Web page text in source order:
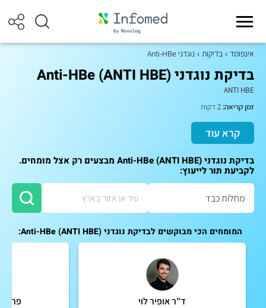
אינפומד בדיקות נוגדני Anti-HBe
בדיקת נוגדני Anti-HBe (ANTI HBE)
ANTI HBE
זמן קריאה:
קרא עוד
בדיקת נוגדני Anti-HBe (ANTI HBE) מבצעים רק אצל מומחים.
לקביעת תור לייעוץ:
המומחים הכי מבוקשים לבדיקת נוגדני Anti-HBe (ANTI HBE):
ד"ר אופיר לוי